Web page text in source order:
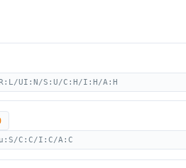
UI:N/S:U/C:H/I:H/A:H
C:C/I:C/A:C